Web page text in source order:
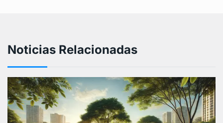
Noticias Relacionadas